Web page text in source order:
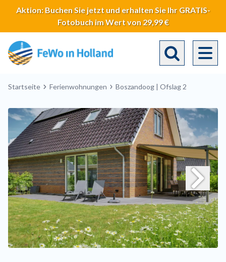
Direkt
Inhalt
Aktion: Buchen Sie jetzt und erhalten Sie Ihr GRATIS-
Fotobuch im Wert von 29,99 €
Toggle search
Breadcrumb
Startseite Ferienwohnungen Boszandoog | Ofslag 2